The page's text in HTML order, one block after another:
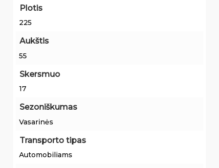
Plotis
225
Aukštis
55
Skersmuo
17
Sezoniškumas
Vasarinės
Transporto tipas
Automobiliams